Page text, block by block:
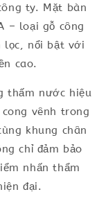
ty. Mặt bàn
– loại gỗ công
lọc, nổi bật với
cao.
thấm nước hiệu
vênh trong
khung chân
chỉ đảm bảo
nhấn thẩm
đại.